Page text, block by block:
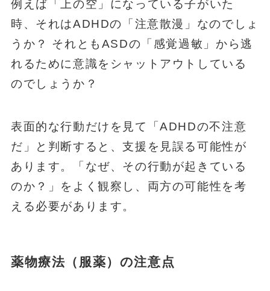
例えば「上の空」になっている子がいた
時、それはADHDの「注意散漫」なのでしょ
うか？ それともASDの「感覚過敏」から逃
れるために意識をシャットアウトしている
のでしょうか？
表面的な行動だけを見て「ADHDの不注意
だ」と判断すると、支援を見誤る可能性が
あります。「なぜ、その行動が起きている
のか？」をよく観察し、両方の可能性を考
える必要があります。
薬物療法（服薬）の注意点